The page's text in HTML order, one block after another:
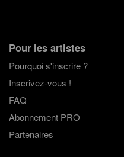
Pour les artistes
Pourquoi s'inscrire ?
Inscrivez-vous !
FAQ
Abonnement PRO
Partenaires